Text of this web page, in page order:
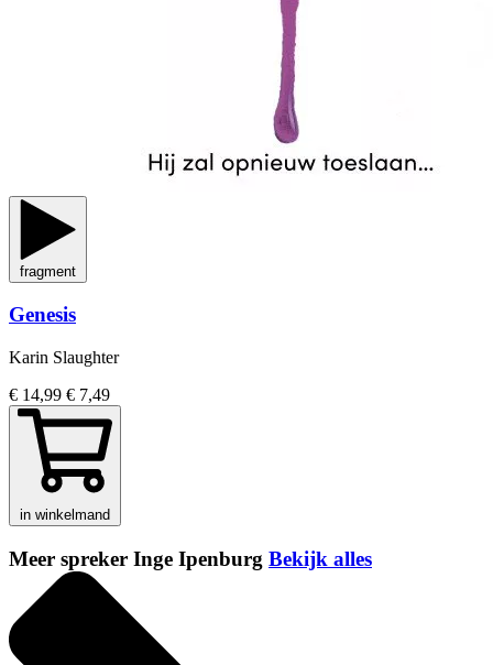
fragment
Genesis
Karin Slaughter
€ 14,99 € 7,49
in winkelmand
Meer spreker Inge Ipenburg Bekijk alles